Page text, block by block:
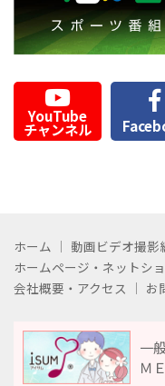
YouTube
チャンネル
ホーム 動画ビデオ撮影
ホームページ・ネットシ
会社概要・アクセス
お
一
Ｍ